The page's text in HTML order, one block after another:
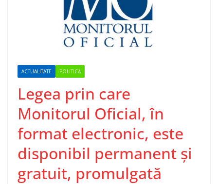
ACTUALITATE POLITICĂ
Legea prin care
Monitorul Oficial, în
format electronic, este
disponibil permanent şi
gratuit, promulgată